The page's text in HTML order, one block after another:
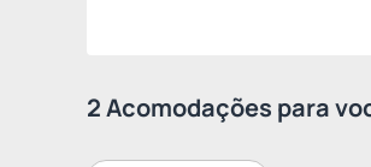
2 Acomodações para